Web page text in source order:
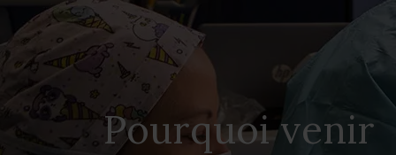
Pourquoi venir